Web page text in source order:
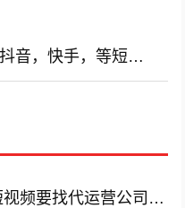
快手成年短视频手机版 :看抖音，快手，等短视频app真的会上瘾吗？
短视频代运 :为什么现在做短视频要找代运营公司呢？